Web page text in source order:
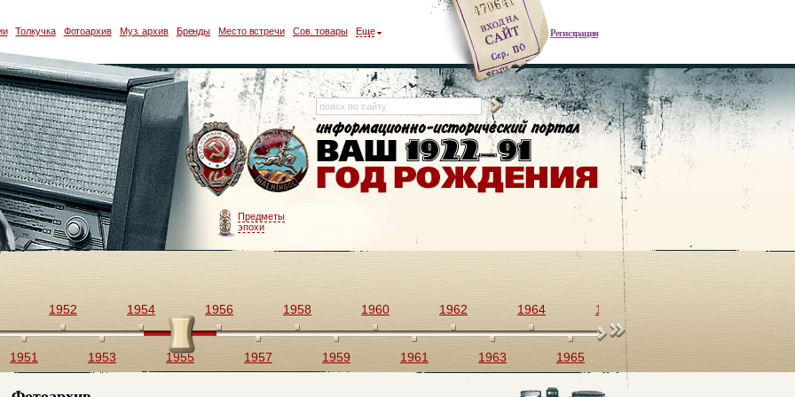
Регистрация
Толкучка Фотоархив Муз. архив Бренды Место встречи Сов. товары Еще
Предметы
эпохи
1951
1952
1953
1954
1955
1956
1957
1958
1959
1960
1961
1962
1963
1964
1965
1966